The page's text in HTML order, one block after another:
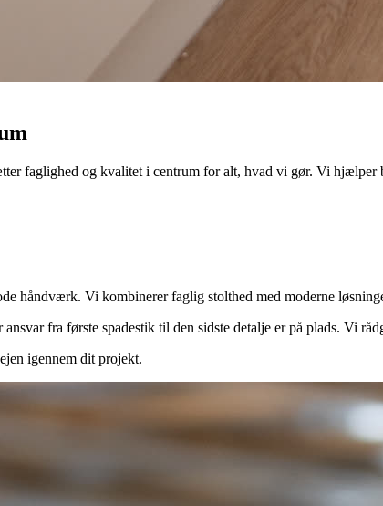
faglighed og kvalitet i centrum for alt, hvad vi gør. Vi hjælper
håndværk. Vi kombinerer faglig stolthed med moderne
fra første spadestik til den sidste detalje er på plads. Vi
igennem dit projekt.